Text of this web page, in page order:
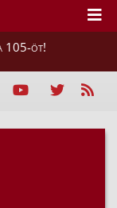
105-öt!